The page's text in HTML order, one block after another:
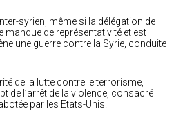
syrien, même si la délégation de
manque de représentativité et est
une guerre contre la Syrie, conduite
de la lutte contre le terrorisme,
de l’arrêt de la violence, consacré
par les Etats-Unis.